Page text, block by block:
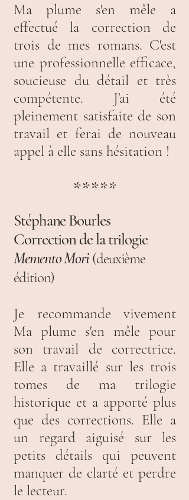
Ma plume s'en mêle a
effectué la correction de
trois de mes romans. C'est
une professionnelle efficace,
soucieuse du détail et très
compétente. J'ai été
pleinement satisfaite de son
travail et ferai de nouveau
appel à elle sans hésitation !
*****
Stéphane Bourles
Correction de la trilogie
Memento Mori (deuxième
édition)
Je recommande vivement
Ma plume s'en mêle pour
son travail de correctrice.
Elle a travaillé sur les trois
tomes de ma trilogie
historique et a apporté plus
que des corrections. Elle a
un regard aiguisé sur les
petits détails qui peuvent
manquer de clarté et perdre
le lecteur.